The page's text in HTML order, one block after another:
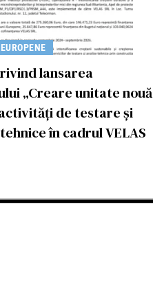
lansarea
„Creare unitate nouă
de testare și
în cadrul VELAS